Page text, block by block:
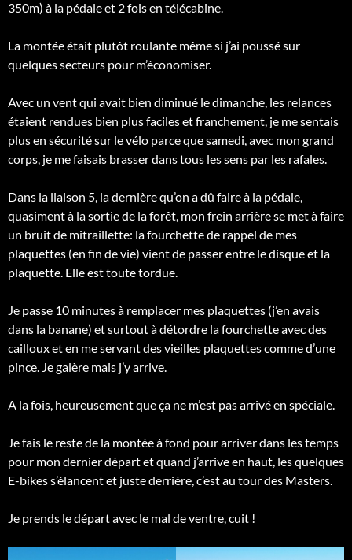
350m) à la pédale et 2 fois en télécabine.
La montée était plutôt roulante même si j’ai poussé sur
quelques secteurs pour m’économiser.
Avec un vent qui avait bien diminué le dimanche, les relances
étaient rendues bien plus faciles et franchement, je me sentais
plus en sécurité sur le vélo parce que samedi, avec mon grand
corps, je me faisais brasser dans tous les sens par les rafales.
Dans la liaison 5, la dernière qu’on a dû faire à la pédale,
quasiment à la sortie de la forêt, mon frein arrière se met à faire
un bruit de mitraillette: la fourchette de rappel de mes
plaquettes (en fin de vie) vient de passer entre le disque et la
plaquette. Elle est toute tordue.
Je passe 10 minutes à remplacer mes plaquettes (j’en avais
dans la banane) et surtout à détordre la fourchette avec des
cailloux et en me servant des vieilles plaquettes comme d’une
pince. Je galère mais j’y arrive.
A la fois, heureusement que ça ne m’est pas arrivé en spéciale.
Je fais le reste de la montée à fond pour arriver dans les temps
pour mon dernier départ et quand j’arrive en haut, les quelques
E-bikes s’élancent et juste derrière, c’est au tour des Masters.
Je prends le départ avec le mal de ventre, cuit !